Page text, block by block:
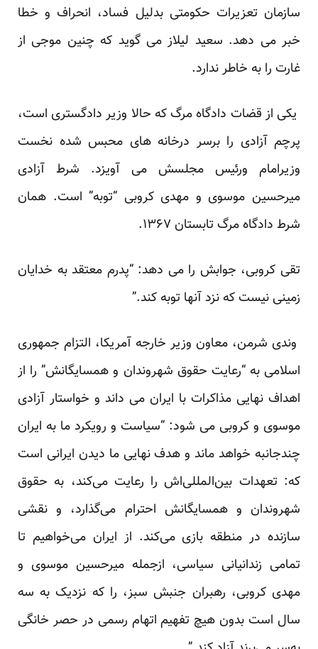
سازمان تعزیرات حکومتی بدلیل فساد، انحراف و خطا
خبر می دهد. سعید لیلاز می گوید که چنین موجی از
غارت را به خاطر ندارد.
یکی از قضات دادگاه مرگ که حالا وزیر دادگستری است،
پرچم آزادی را برسر درخانه های محبس شده نخست
وزیرامام ورئیس مجلسش می آویزد. شرط آزادی
میرحسین موسوی و مهدی کروبی “توبه” است. همان
شرط دادگاه مرگ تابستان ۱۳۶۷.
تقی کروبی، جوابش را می دهد: “پدرم معتقد به خدایان
زمینی نیست که نزد آنها توبه کند.”
وندی شرمن، معاون وزیر خارجه آمریکا، التزام جمهوری
اسلامی به “رعایت حقوق شهروندان و همسایگانش” را از
اهداف نهایی مذاکرات با ایران می داند و خواستار آزادی
موسوی و کروبی می شود: “سیاست و رویکرد ما به ایران
چندجانبه خواهد ماند و هدف نهایی ما دیدن ایرانی است
که: تعهدات بین‌المللی‌اش را رعایت می‌کند، به حقوق
شهروندان و همسایگانش احترام می‌گذارد، و نقشی
سازنده در منطقه بازی می‌کند. از ایران می‌خواهیم تا
تمامی زندانیانی سیاسی، ازجمله میرحسین موسوی و
مهدی کروبی، رهبران جنبش سبز، را که نزدیک به سه
سال است بدون هیچ تفهیم اتهام رسمی در حصر خانگی